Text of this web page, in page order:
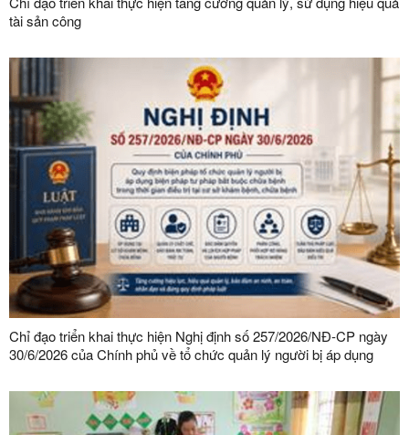
tài sản công
Chỉ đạo triển khai thực hiện Nghị định số 257/2026/NĐ-CP ngày
30/6/2026 của Chính phủ về tổ chức quản lý người bị áp dụng